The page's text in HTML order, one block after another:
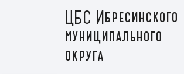
ЦБС Ибресинского
муниципального
округа